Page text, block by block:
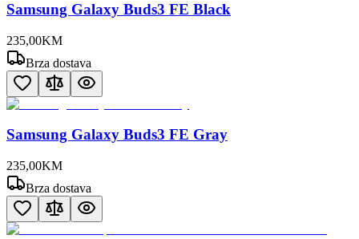
Samsung Galaxy Buds3 FE Black
235,00KM
Brza dostava
Samsung Galaxy Buds3 FE Gray
235,00KM
Brza dostava